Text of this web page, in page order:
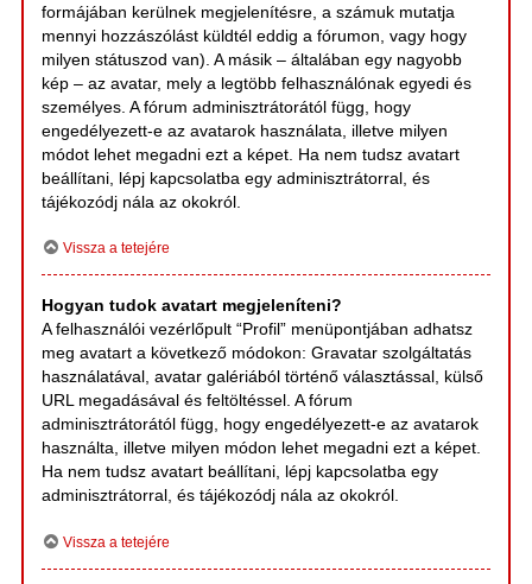
formájában kerülnek megjelenítésre, a számuk mutatja
mennyi hozzászólást küldtél eddig a fórumon, vagy hogy
milyen státuszod van). A másik – általában egy nagyobb
kép – az avatar, mely a legtöbb felhasználónak egyedi és
személyes. A fórum adminisztrátorától függ, hogy
engedélyezett-e az avatarok használata, illetve milyen
módot lehet megadni ezt a képet. Ha nem tudsz avatart
beállítani, lépj kapcsolatba egy adminisztrátorral, és
tájékozódj nála az okokról.
Vissza a tetejére
Hogyan tudok avatart megjeleníteni?
A felhasználói vezérlőpult “Profil” menüpontjában adhatsz
meg avatart a következő módokon: Gravatar szolgáltatás
használatával, avatar galériából történő választással, külső
URL megadásával és feltöltéssel. A fórum
adminisztrátorától függ, hogy engedélyezett-e az avatarok
használta, illetve milyen módon lehet megadni ezt a képet.
Ha nem tudsz avatart beállítani, lépj kapcsolatba egy
adminisztrátorral, és tájékozódj nála az okokról.
Vissza a tetejére